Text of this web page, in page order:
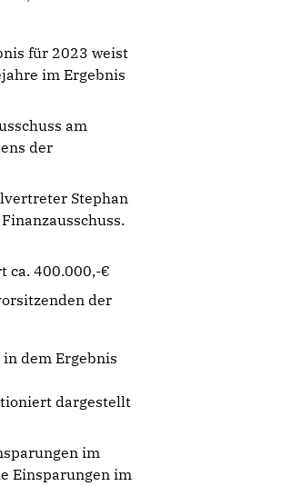
für 2023 weist
im Ergebnis
am
der
Stephan
ca. 400.000,-€
der
dem Ergebnis
dargestellt
im
Einsparungen im